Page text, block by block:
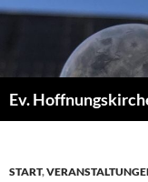
Zum
Ev.
START,